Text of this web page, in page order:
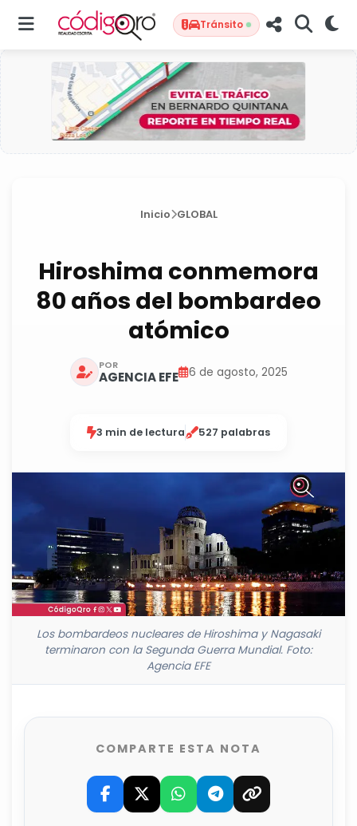
Tránsito
Inicio GLOBAL
Hiroshima conmemora
80 años del bombardeo
atómico
POR
AGENCIA EFE 6 de agosto, 2025
3 min de lectura 527 palabras
Los bombardeos nucleares de Hiroshima y Nagasaki
terminaron con la Segunda Guerra Mundial. Foto:
Agencia EFE
COMPARTE ESTA NOTA